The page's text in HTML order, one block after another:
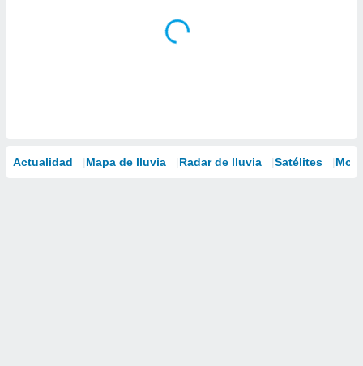
Actualidad Mapa de lluvia Radar de lluvia Satélites